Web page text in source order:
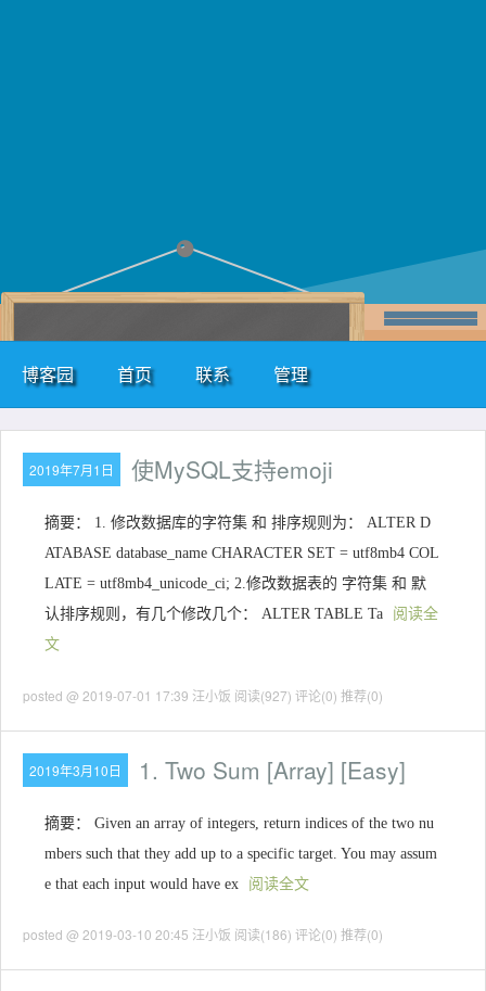
汪小饭
博客园 首页 联系 管理
2019年7月1日 使MySQL支持emoji
摘要： 1. 修改数据库的字符集 和 排序规则为： ALTER D
ATABASE database_name CHARACTER SET = utf8mb4 COL
LATE = utf8mb4_unicode_ci; 2.修改数据表的 字符集 和 默
认排序规则，有几个修改几个： ALTER TABLE Ta
阅读全
文
posted @ 2019-07-01 17:39 汪小饭 阅读(927) 评论(0) 推荐(0)
2019年3月10日 1. Two Sum [Array] [Easy]
摘要： Given an array of integers, return indices of the two nu
mbers such that they add up to a specific target. You may assum
e that each input would have ex
阅读全文
posted @ 2019-03-10 20:45 汪小饭 阅读(186) 评论(0) 推荐(0)